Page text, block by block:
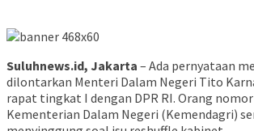
Suluhnews.id, Jakarta – Ada pernyataan
dilontarkan Menteri Dalam Negeri Tito
rapat tingkat I dengan DPR RI. Orang
Kementerian Dalam Negeri (Kemendagri)